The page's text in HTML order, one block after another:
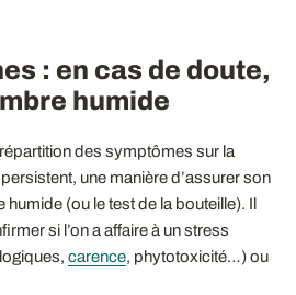
: en cas de doute,
humide
des symptômes sur la
une manière d’assurer son
(ou le test de la bouteille). Il
si l’on a affaire à un stress
carence, phytotoxicité…) ou